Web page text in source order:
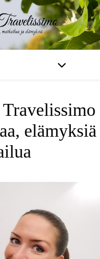
Travelissimo